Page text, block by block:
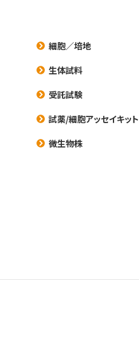
細胞／培地
生体試料
受託試験
試薬/細胞アッセイキット
微生物株